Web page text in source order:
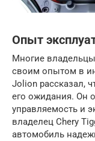
Опыт
Многие
своим опытом в
Jolion рассказал,
его ожидания. Он
управляемость и
владелец Chery
автомобиль